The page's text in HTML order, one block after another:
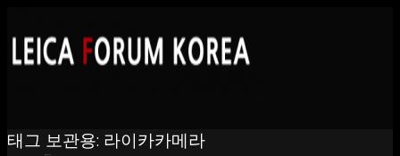
태그 보관용: 라이카카메라